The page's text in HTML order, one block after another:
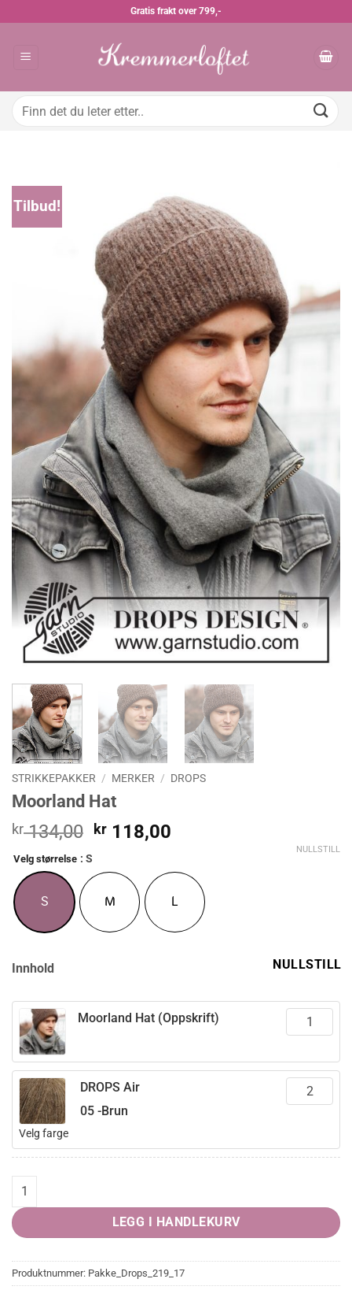
Gratis frakt over 799,-
Søk
Tilbud!
STRIKKEPAKKER / MERKER / DROPS
Moorland Hat
kr134,00 Opprinnelig
var:
kr 134,00.
kr 118,00
er:
kr 118,00.
Velg størrelse : S
S M L
NULLSTILL
Innhold NULLSTILL
Moorland Hat (Oppskrift)
Velg farge
DROPS Air
05 -Brun
Moorland Hat quantity
LEGG I HANDLEKURV
Produktnummer: Pakke_Drops_219_17